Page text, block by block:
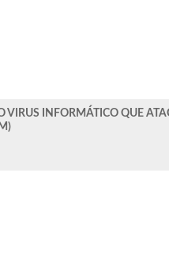
VIRUS INFORMÁTICO QUE